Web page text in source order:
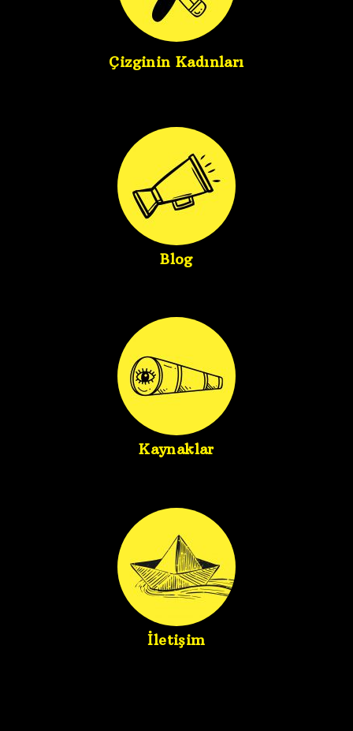
Çizginin Kadınları
Blog
Kaynaklar
İletişim